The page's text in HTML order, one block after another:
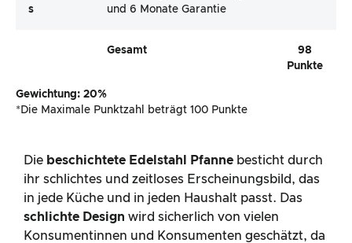
S
und 6 Monate Garantie
Gesamt
98
Punkte
Gewichtung: 20%
*Die Maximale Punktzahl beträgt 100 Punkte
Die beschichtete Edelstahl Pfanne besticht durch
ihr schlichtes und zeitloses Erscheinungsbild, das
in jede Küche und in jeden Haushalt passt. Das
schlichte Design wird sicherlich von vielen
Konsumentinnen und Konsumenten geschätzt, da